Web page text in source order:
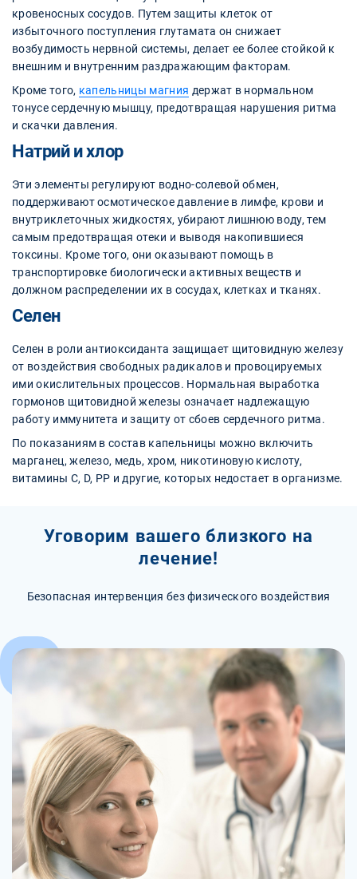
кровеносных сосудов. Путем защиты клеток от
избыточного поступления глутамата он снижает
возбудимость нервной системы, делает ее более стойкой к
внешним и внутренним раздражающим факторам.
Кроме того, капельницы магния держат в нормальном
тонусе сердечную мышцу, предотвращая нарушения ритма
и скачки давления.
Натрий и хлор
Эти элементы регулируют водно-солевой обмен,
поддерживают осмотическое давление в лимфе, крови и
внутриклеточных жидкостях, убирают лишнюю воду, тем
самым предотвращая отеки и выводя накопившиеся
токсины. Кроме того, они оказывают помощь в
транспортировке биологически активных веществ и
должном распределении их в сосудах, клетках и тканях.
Селен
Селен в роли антиоксиданта защищает щитовидную железу
от воздействия свободных радикалов и провоцируемых
ими окислительных процессов. Нормальная выработка
гормонов щитовидной железы означает надлежащую
работу иммунитета и защиту от сбоев сердечного ритма.
По показаниям в состав капельницы можно включить
марганец, железо, медь, хром, никотиновую кислоту,
витамины С, D, PP и другие, которых недостает в организме.
Уговорим вашего близкого на
лечение!
Безопасная интервенция без физического воздействия